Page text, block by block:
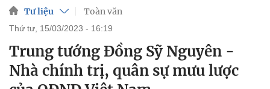
Tư liệu Toàn văn
thứ tư, 15/03/2023 - 16:19
Trung tướng Đồng Sỹ Nguyên -
Nhà chính trị, quân sự mưu lược